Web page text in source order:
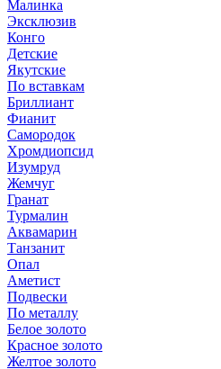
Малинка
Эксклюзив
Конго
Детские
Якутские
По вставкам
Бриллиант
Фианит
Самородок
Хромдиопсид
Изумруд
Жемчуг
Гранат
Турмалин
Аквамарин
Танзанит
Опал
Аметист
Подвески
По металлу
Белое золото
Красное золото
Желтое золото